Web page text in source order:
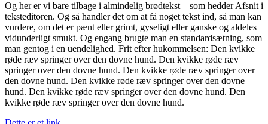
Og her er vi bare tilbage i almindelig brødtekst – som hedder Afsnit i
teksteditoren. Og så handler det om at få noget tekst ind, så man kan
vurdere, om det er pænt eller grimt, gyseligt eller ganske og aldeles
vidunderligt smukt. Og engang brugte man en standardsætning, som
man gentog i en uendelighed. Frit efter hukommelsen: Den kvikke
røde ræv springer over den dovne hund. Den kvikke røde ræv
springer over den dovne hund. Den kvikke røde ræv springer over
den dovne hund. Den kvikke røde ræv springer over den dovne
hund. Den kvikke røde ræv springer over den dovne hund. Den
kvikke røde ræv springer over den dovne hund.